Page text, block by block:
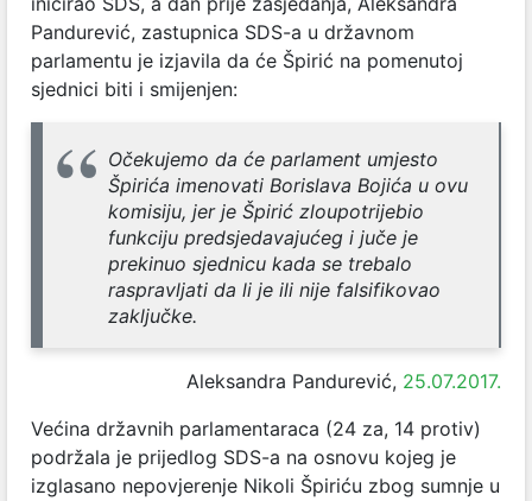
Pandurević, zastupnica SDS-a u državnom
parlamentu je izjavila da će Špirić na pomenutoj
sjednici biti i smijenjen:
Očekujemo da će parlament umjesto
Špirića imenovati Borislava Bojića u ovu
komisiju, jer je Špirić zloupotrijebio
funkciju predsjedavajućeg i juče je
prekinuo sjednicu kada se trebalo
raspravljati da li je ili nije falsifikovao
zaključke.
Aleksandra Pandurević, 25.07.2017.
Većina državnih parlamentaraca (24 za, 14 protiv)
podržala je prijedlog SDS-a na osnovu kojeg je
izglasano nepovjerenje Nikoli Špiriću zbog sumnje u